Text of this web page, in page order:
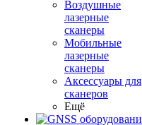
Воздушные
лазерные
сканеры
Мобильные
лазерные
сканеры
Аксессуары для
сканеров
Ещё